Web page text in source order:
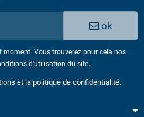
ok
Vous trouverez pour cela nos
d'utilisation du site.
et la politique de confidentialité.